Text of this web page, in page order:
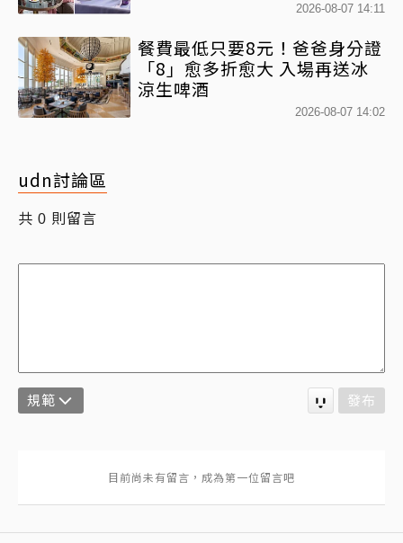
2026-08-07 14:11
餐費最低只要8元！爸爸身分證
「8」愈多折愈大 入場再送冰
涼生啤酒
2026-08-07 14:02
udn討論區
共 0 則留言
規範 發布